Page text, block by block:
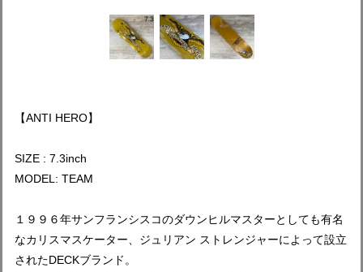
【ANTI HERO】
SIZE : 7.3inch
MODEL: TEAM
１９９６年サンフランシスコのダウンヒルマスターとしても有名
なカリスマスケーター、ジュリアン ストレンジャーによって設立
されたDECKブランド。